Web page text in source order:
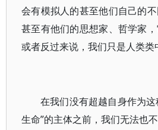
会有模拟人的甚至他们自己的
甚至有他们的思想家、哲学家
或者反过来说，我们只是人类类
在我们没有超越自身作为这
生命”的主体之前，我们无法也